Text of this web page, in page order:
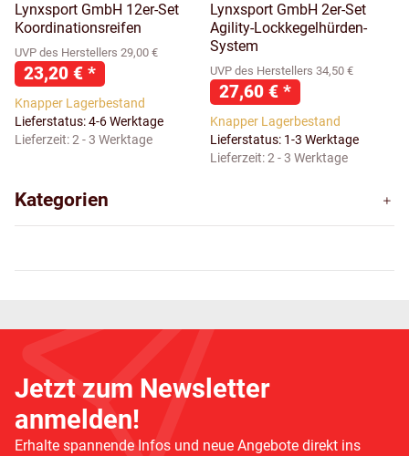
Lynxsport GmbH 12er-Set
Koordinationsreifen
UVP des Herstellers 29,00 €
23,20 € *
Knapper Lagerbestand
Lieferstatus: 4-6 Werktage
Lieferzeit:2 - 3 Werktage
Lynxsport GmbH 2er-Set
Agility-Lockkegelhürden-
System
UVP des Herstellers 34,50 €
27,60 € *
Knapper Lagerbestand
Lieferstatus: 1-3 Werktage
Lieferzeit:2 - 3 Werktage
Kategorien
Jetzt zum Newsletter
anmelden!
Erhalte spannende Infos und neue Angebote direkt ins